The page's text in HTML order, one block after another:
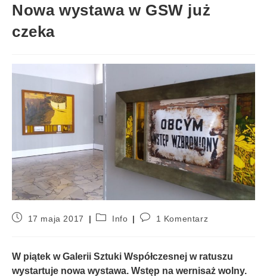
Nowa wystawa w GSW już
czeka
17 maja 2017 Info 1 Komentarz
W piątek w Galerii Sztuki Współczesnej w ratuszu
wystartuje nowa wystawa. Wstęp na wernisaż wolny.